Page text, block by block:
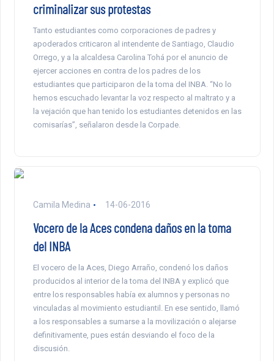
criminalizar sus protestas
Tanto estudiantes como corporaciones de padres y
apoderados criticaron al intendente de Santiago, Claudio
Orrego, y a la alcaldesa Carolina Tohá por el anuncio de
ejercer acciones en contra de los padres de los
estudiantes que participaron de la toma del INBA. “No lo
hemos escuchado levantar la voz respecto al maltrato y a
la vejación que han tenido los estudiantes detenidos en las
comisarías”, señalaron desde la Corpade.
Camila Medina 14-06-2016
Vocero de la Aces condena daños en la toma
del INBA
El vocero de la Aces, Diego Arraño, condenó los daños
producidos al interior de la toma del INBA y explicó que
entre los responsables había ex alumnos y personas no
vinculadas al movimiento estudiantil. En ese sentido, llamó
a los responsables a sumarse a la movilización o alejarse
definitivamente, pues están desviando el foco de la
discusión.